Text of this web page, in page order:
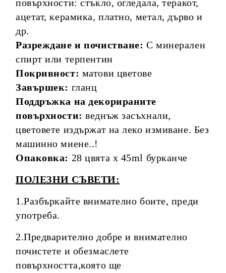
повърхности: стъкло, огледала, теракот,
ацетат, керамика, платно, метал, дърво и
др.
Разреждане и почистване: С минерален
спирт или терпентин
Покривност: матови цветове
Завършек: гланц
Поддръжка на декорираните
повърхности: веднъж засъхнали,
цветовете издържат на леко измиване. Без
машинно миене..!
Опаковка: 28 цвята х 45ml бурканче
ПОЛЕЗНИ СЪВЕТИ:
1.Разбъркайте внимателно боите, преди
употреба.
2.Предварително добре и внимателно
почистете и обезмаслете
повърхността,която ще